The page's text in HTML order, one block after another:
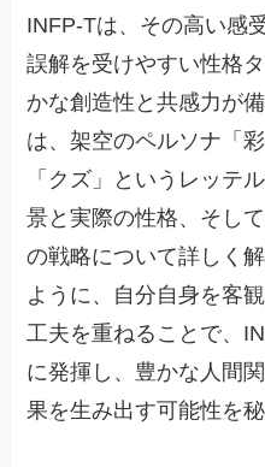
INFP-Tは、その高い感
誤解を受けやすい性格
かな創造性と共感力が
は、架空のペルソナ「
「クズ」というレッテ
景と実際の性格、そし
の戦略について詳しく
ように、自分自身を客
工夫を重ねることで、
に発揮し、豊かな人間
果を生み出す可能性を秘